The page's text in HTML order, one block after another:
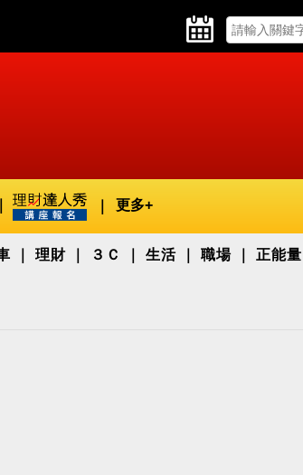
更多+
理財 ３Ｃ 生活 職場 正能量